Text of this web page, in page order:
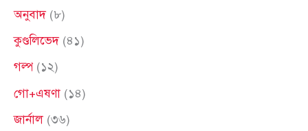
o
:
অনুবাদ(৮)
কুণ্ডলিভেদ(৪১)
গল্প(১২)
গো+এষণা (১৪)
জার্নাল (৩৬)